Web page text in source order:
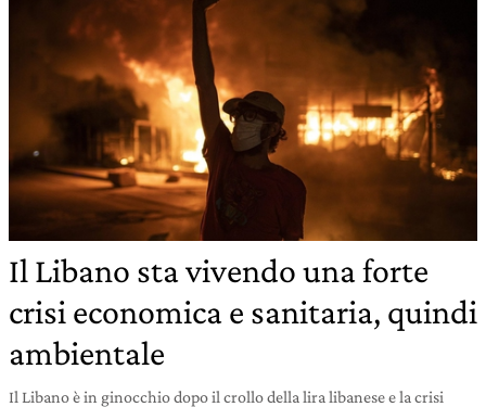
Il Libano sta vivendo una forte
crisi economica e sanitaria, quindi
ambientale
Il Libano è in ginocchio dopo il crollo della lira libanese e la crisi